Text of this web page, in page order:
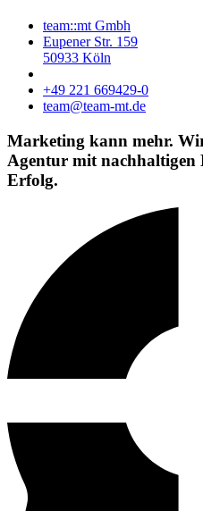
team::mt Gmbh
Eupener Str. 159
50933 Köln
+49 221 669429-0
team@team-mt.de
Marketing kann mehr.
Agentur mitnachhaltigen
Erfolg.